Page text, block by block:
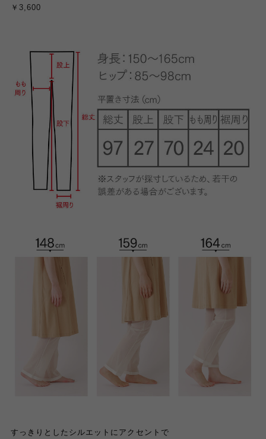
￥3,600
すっきりとしたシルエットにアクセントで